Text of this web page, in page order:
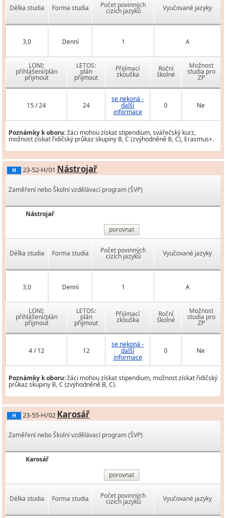
Délka studia Forma studia Počet povinných
cizích jazyků Vyučované jazyky
3,0 Denní 1 A
LONI:
přihlášení/plán
přijmout
LETOS:
plán
přijmout
Přijímací
zkouška
Roční
školné
Možnost
studia pro
ZP
15 / 24 24
se nekoná -
další
informace
0 Ne
Poznámky k oboru:žáci mohou získat stipendium, svářečský kurz,
možnost získat řidičský průkaz skupiny B, C (zvýhodněně B, C), Erasmus+.
H 23-52-H/01 Nástrojař
Zaměření nebo Školní vzdělávací program (ŠVP)
Nástrojař
porovnat
Délka studia Forma studia Počet povinných
cizích jazyků Vyučované jazyky
3,0 Denní 1 A
LONI:
přihlášení/plán
přijmout
LETOS:
plán
přijmout
Přijímací
zkouška
Roční
školné
Možnost
studia pro
ZP
4 / 12 12
se nekoná -
další
informace
0 Ne
Poznámky k oboru:žáci mohou získat stipendium, možnost získat řidičský
průkaz skupiny B, C (zvýhodněně B, C).
H 23-55-H/02 Karosář
Zaměření nebo Školní vzdělávací program (ŠVP)
Karosář
porovnat
Délka studia Forma studia Počet povinných
cizích jazyků Vyučované jazyky